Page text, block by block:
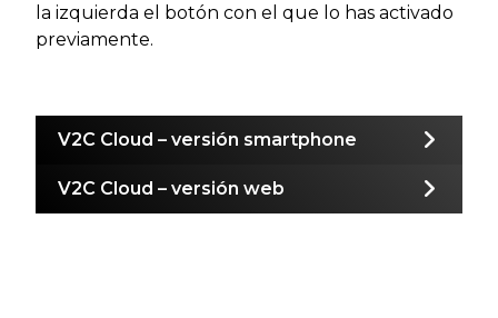
la izquierda el botón con el que lo has activado
previamente.
V2C Cloud – versión smartphone
V2C Cloud – versión web